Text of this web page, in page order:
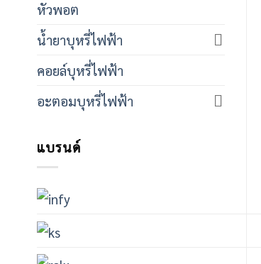
หัวพอต
น้ำยาบุหรี่ไฟฟ้า
คอยล์บุหรี่ไฟฟ้า
อะตอมบุหรี่ไฟฟ้า
แบรนด์